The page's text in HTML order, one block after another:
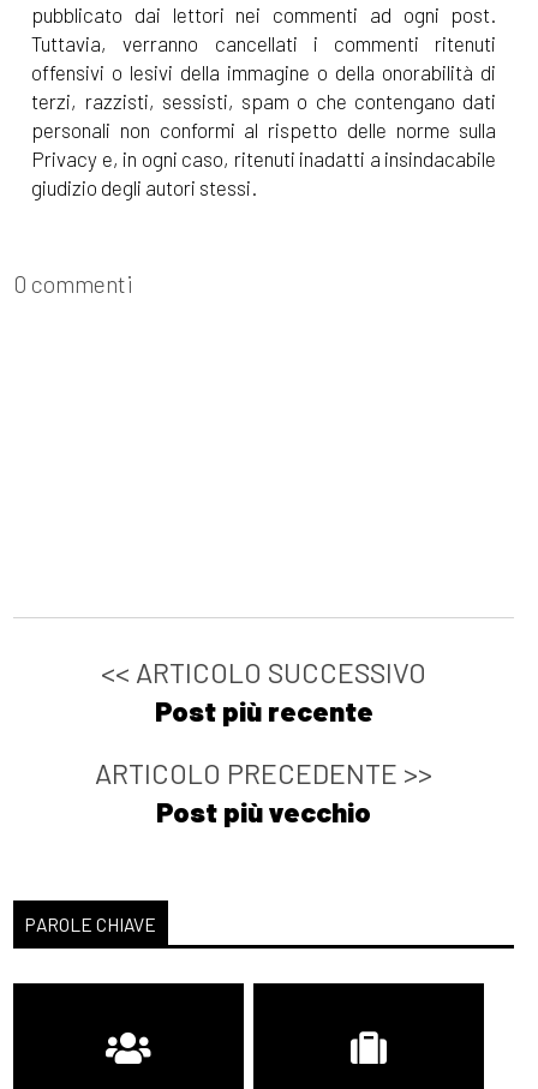
pubblicato dai lettori nei commenti ad ogni post.
Tuttavia, verranno cancellati i commenti ritenuti
offensivi o lesivi della immagine o della onorabilità di
terzi, razzisti, sessisti, spam o che contengano dati
personali non conformi al rispetto delle norme sulla
Privacy e, in ogni caso, ritenuti inadatti a insindacabile
giudizio degli autori stessi.
0 commenti
<< ARTICOLO SUCCESSIVO
Post più recente
ARTICOLO PRECEDENTE >>
Post più vecchio
PAROLE CHIAVE